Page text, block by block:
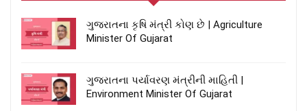
ગુજરાતના કૃષિ મંત્રી કોણ છે | Agriculture
Minister Of Gujarat
ગુજરાતના પર્યાવરણ મંત્રીની માહિતી |
Environment Minister Of Gujarat